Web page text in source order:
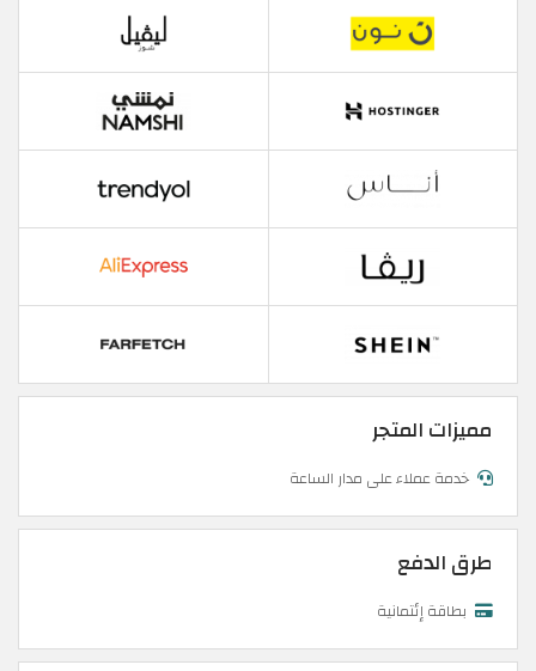
مميزات المتجر
خدمة عملاء على مدار الساعة
طرق الدفع
بطاقة إئتمانية